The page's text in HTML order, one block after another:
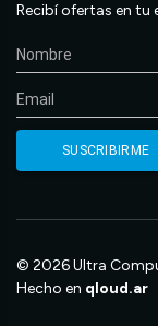
Recibí ofertas en tu
© 2026 Ultra
Hecho en qloud.ar